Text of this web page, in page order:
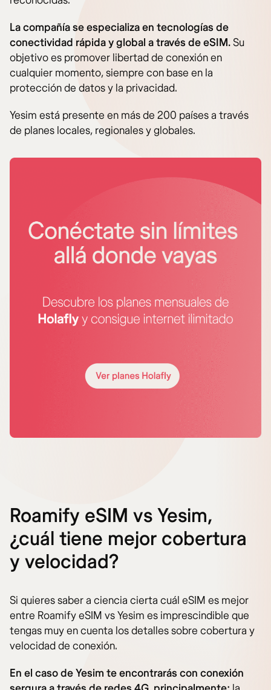
La compañía se especializa en tecnologías de
conectividad rápida y global a través de eSIM.Su
objetivo es promover libertad de conexión en
cualquier momento, siempre con base en la
protección de datos y la privacidad.
Yesim está presente en más de 200 países a través
de planes locales, regionales y globales.
Roamify eSIM vs Yesim,
¿cuál tiene mejor cobertura
y velocidad?
Si quieres saber a ciencia cierta cuál eSIM es mejor
entre Roamify eSIM vs Yesim es imprescindible que
tengas muy en cuenta los detalles sobre cobertura y
velocidad de conexión.
En el caso de Yesim te encontrarás con conexión